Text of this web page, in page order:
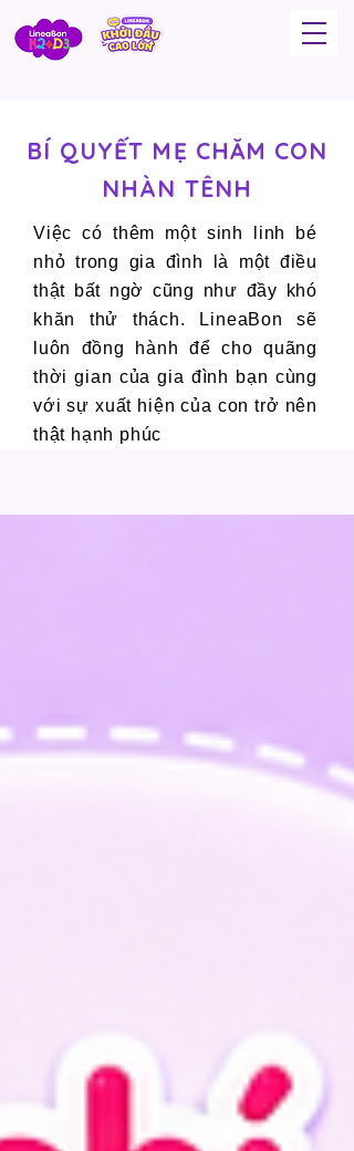
BÍ QUYẾT MẸ CHĂM CON
NHÀN TÊNH
Việc có thêm một sinh linh bé
nhỏ trong gia đình là một điều
thật bất ngờ cũng như đầy khó
khăn thử thách. LineaBon sẽ
luôn đồng hành để cho quãng
thời gian của gia đình bạn cùng
với sự xuất hiện của con trở nên
thật hạnh phúc